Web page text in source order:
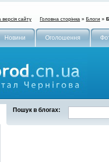
версія сайту Головна сторінка » Блоги »
Новини Оголошення
Пошук в блогах: